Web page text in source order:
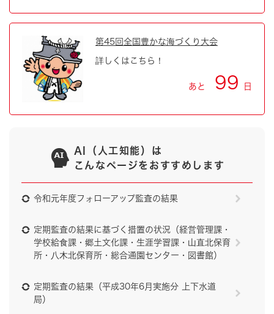
第45回全国豊かな海づくり大会
詳しくはこちら！
あと 99 日
AI（人工知能）は
こんなページをおすすめします
令和元年度フォローアップ監査の結果
定期監査の結果に基づく措置の状況（経営管理課・
学校給食課・郷土文化課・生涯学習課・山直北保育
所・八木北保育所・総合通園センター・図書館）
定期監査の結果（平成30年6月実施分 上下水道
局）